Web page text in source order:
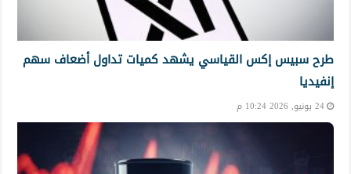
طرح سبيس إكس القياسي يشهد كميات تداول أضعاف سهم
إنفيديا
24 يونيو, 2026 10:24 م